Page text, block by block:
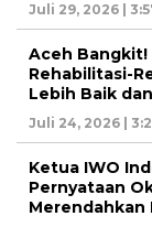
Juli 29, 2026 |
Aceh
Rehabilitasi-
Lebih Baik
Juli 24, 2026 |
Ketua IWO
Pernyataan
Merendahkan